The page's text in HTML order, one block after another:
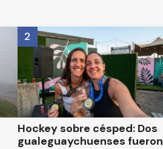
Hockey sobre césped: Dos
gualeguaychuenses fueron
2